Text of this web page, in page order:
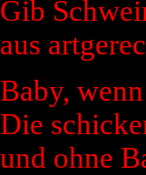
Gib
aus
Baby,
Die
und ohne